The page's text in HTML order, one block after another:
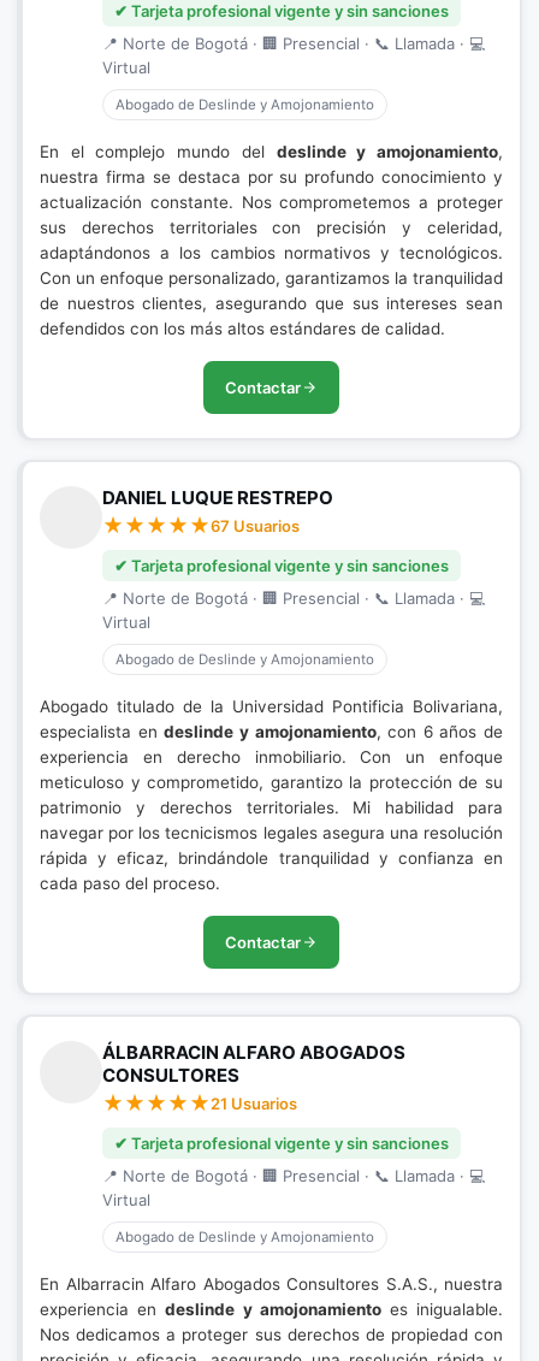
✔ Tarjeta profesional vigente y sin sanciones
📍 Norte de Bogotá · 🏢 Presencial · 📞 Llamada · 💻
Virtual
Abogado de Deslinde y Amojonamiento
En el complejo mundo del deslinde y amojonamiento,
nuestra firma se destaca por su profundo conocimiento y
actualización constante. Nos comprometemos a proteger
sus derechos territoriales con precisión y celeridad,
adaptándonos a los cambios normativos y tecnológicos.
Con un enfoque personalizado, garantizamos la tranquilidad
de nuestros clientes, asegurando que sus intereses sean
defendidos con los más altos estándares de calidad.
Contactar
DANIEL LUQUE RESTREPO
67 Usuarios
✔ Tarjeta profesional vigente y sin sanciones
📍 Norte de Bogotá · 🏢 Presencial · 📞 Llamada · 💻
Virtual
Abogado de Deslinde y Amojonamiento
Abogado titulado de la Universidad Pontificia Bolivariana,
especialista endeslinde y amojonamiento, con 6 años de
experiencia en derecho inmobiliario. Con un enfoque
meticuloso y comprometido, garantizo la protección de su
patrimonio y derechos territoriales. Mi habilidad para
navegar por los tecnicismos legales asegura una resolución
rápida y eficaz, brindándole tranquilidad y confianza en
cada paso del proceso.
Contactar
ÁLBARRACIN ALFARO ABOGADOS
CONSULTORES
21 Usuarios
✔ Tarjeta profesional vigente y sin sanciones
📍 Norte de Bogotá · 🏢 Presencial · 📞 Llamada · 💻
Virtual
Abogado de Deslinde y Amojonamiento
En Albarracin Alfaro Abogados Consultores S.A.S., nuestra
experiencia endeslinde y amojonamientoes inigualable.
Nos dedicamos a proteger sus derechos de propiedad con